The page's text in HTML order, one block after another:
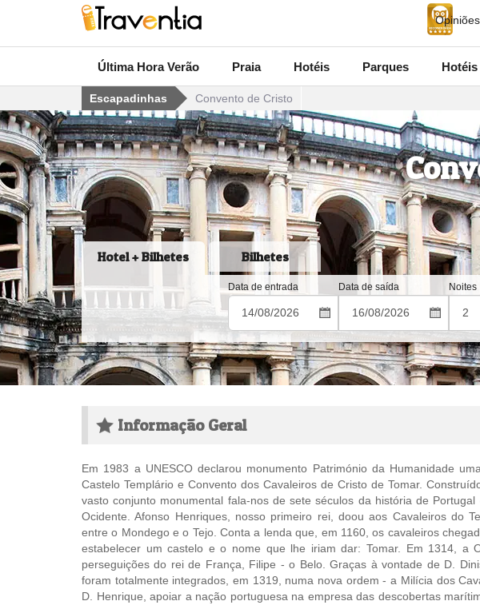
Opiniões
Última Hora Verão Praia Hotéis Parques
Escapadinhas Convento de Cristo
Hotel + Bilhetes Bilhetes
Data de entrada Data de saída Noites
Informação Geral
Em 1983 a UNESCO declarou monumento Património da Humanidade
Castelo Templário e Convento dos Cavaleiros de Cristo de Tomar.
vasto conjunto monumental fala-nos de sete séculos da história de
Ocidente. Afonso Henriques, nosso primeiro rei, doou aos Cavaleiros do
entre o Mondego e o Tejo. Conta a lenda que, em 1160, os cavaleiros
estabelecer um castelo e o nome que lhe iriam dar: Tomar. Em 1314, a
perseguições do rei de França, Filipe - o Belo. Graças à vontade de D.
foram totalmente integrados, em 1319, numa nova ordem - a Milícia dos
D. Henrique, apoiar a nação portuguesa na empresa das descobertas